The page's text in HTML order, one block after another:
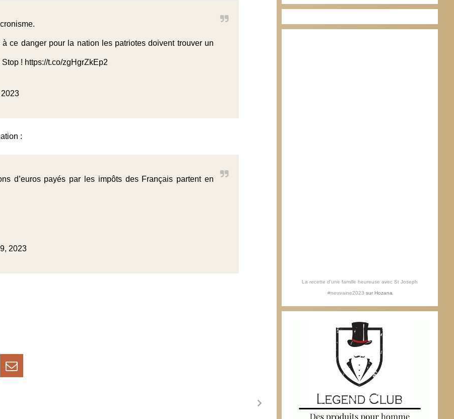
ce danger pour la nation les patriotes doivent trouver un
Stop ! https://t.co/zgHgrZkEp2
:
d’euros payés par les impôts des Français partent en
2023
La recette d'une famille heureuse avec St Joseph
#neuvaine2023 sur Hozana